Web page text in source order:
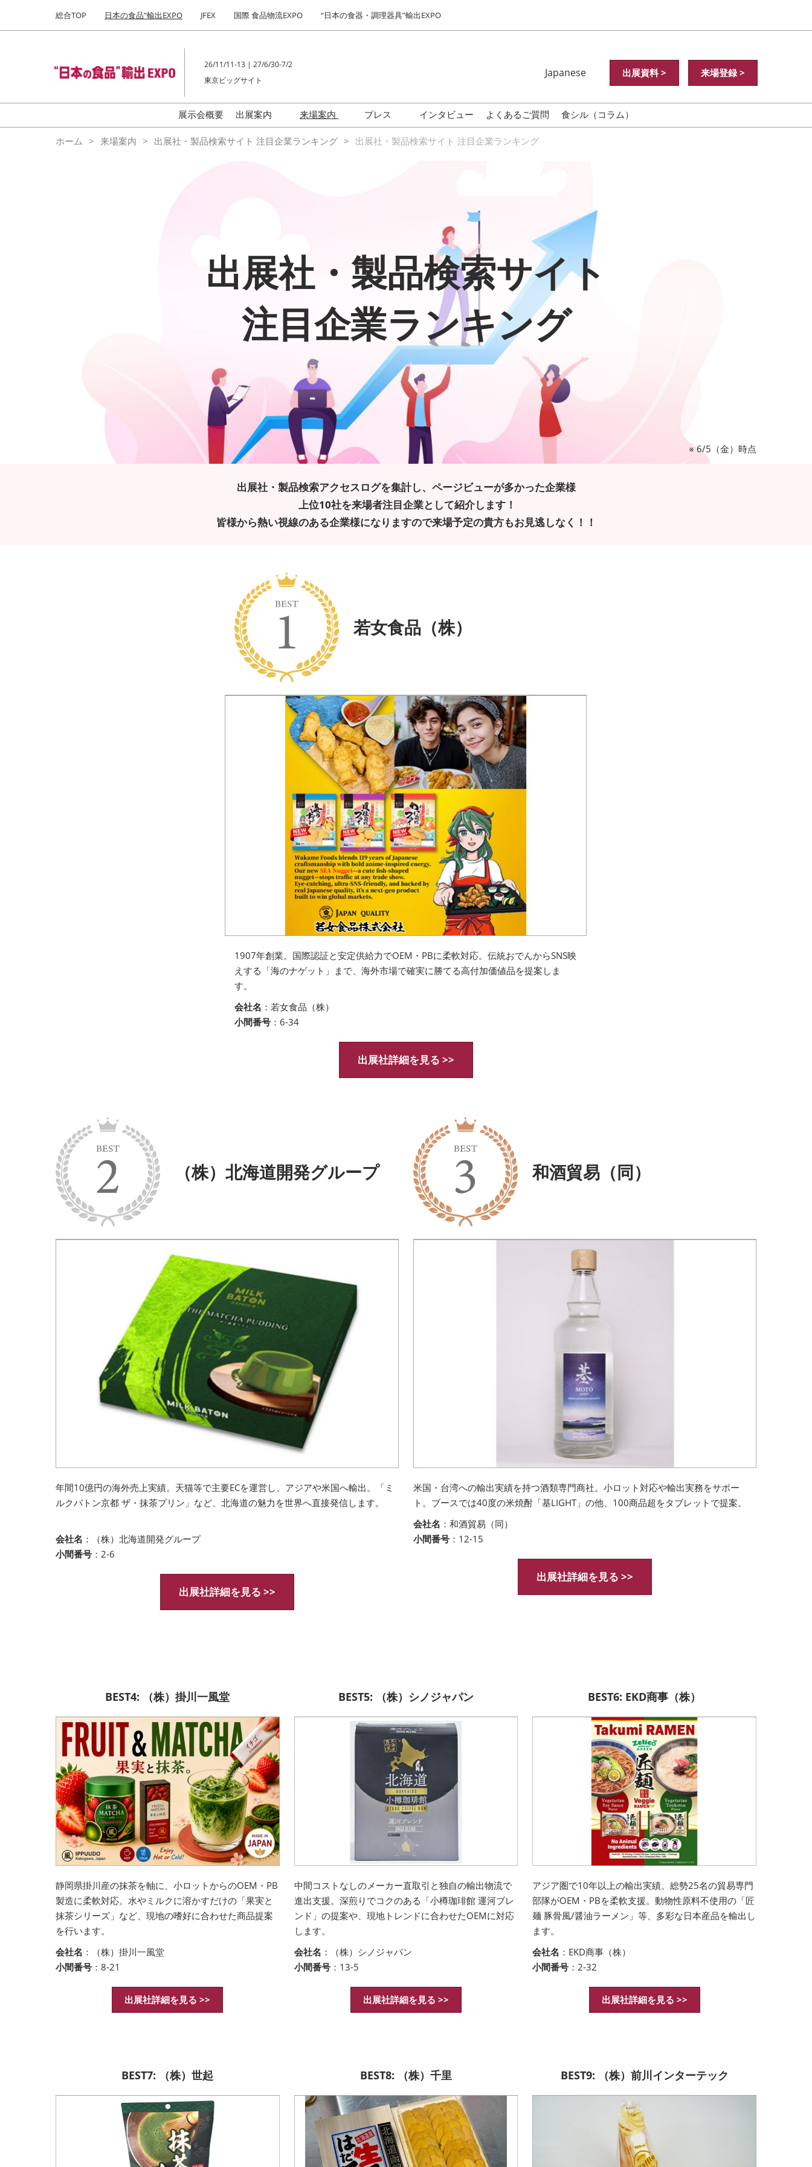
キ
し
て
to
総合TOP 日本の食品”輸出EXPO JFEX 国際 食品物流EXPO “日本の食器・調理器具”輸出EXPO
26/11/11-13 | 27/6/30-7/2
東京ビッグサイト
Japanese
English
简体中文
繁體中文
出展資料 > 来場登録 >
展示会概要
出展案内
ご契約後から会期当日まで
来場案内
出展社・製品検索サイト 注
る来場登録ページ
展示会・セミナー参加ポリ
プレス
ロゴダウンロード
インタビュー よくあるご質問 食シル（コラム）
ホーム 来場案内 出展社・製品検索サイト 注目企業ランキング 出展社・製品検索サイト 注目企業ランキング
出展社・製品検索サイト
注目企業ランキング
※ 6/5（金）時点
出展社・製品検索アクセスログを集計し、ページビューが多かった企業様
上位10社を来場者注目企業として紹介します！
皆様から熱い視線のある企業様になりますので来場予定の貴方もお見逃しなく！！
若女食品（株）
1907年創業。国際認証と安定供給力でOEM・PBに柔軟対応。伝統おでんからSNS映
えする「海のナゲット」まで、海外市場で確実に勝てる高付加価値品を提案しま
す。
会社名 ：若女食品（株）
小間番号：6-34
出展社詳細を見る >>
（株）北海道開発グループ
年間10億円の海外売上実績。天猫等で主要ECを運営し、アジアや米国へ輸出。「ミ
ルクバトン京都 ザ・抹茶プリン」など、北海道の魅力を世界へ直接発信します。
会社名 ：（株）北海道開発グループ
小間番号 ：2-6
出展社詳細を見る >>
和酒貿易（同）
米国・台湾への輸出実績を持つ酒類専門商社。小ロット対応や輸出実務をサポー
ト。ブースでは40度の米焼酎「基LIGHT」の他、100商品超をタブレットで提案。
会社名 ：和酒貿易（同）
小間番号 ：12-15
出展社詳細を見る >>
BEST4: （株）掛川一風堂
静岡県掛川産の抹茶を軸に、小ロットからのOEM・PB
製造に柔軟対応。水やミルクに溶かすだけの「果実と
抹茶シリーズ」など、現地の嗜好に合わせた商品提案
を行います。
会社名 ：（株）掛川一風堂
小間番号 ：8-21
出展社詳細を見る >>
BEST5: （株）シノジャパン
中間コストなしのメーカー直取引と独自の輸出物流で
進出支援。深煎りでコクのある「小樽珈琲館 運河ブレ
ンド」の提案や、現地トレンドに合わせたOEMに対応
します。
会社名 ：（株）シノジャパン
小間番号：13-5
出展社詳細を見る >>
BEST6: EKD商事（株）
アジア圏で10年以上の輸出実績。総勢25名の貿易専門
部隊がOEM・PBを柔軟支援。動物性原料不使用の「匠
麺 豚骨風/醤油ラーメン」等、多彩な日本産品を輸出し
ます。
会社名 ：EKD商事（株）
小間番号 ：2-32
出展社詳細を見る >>
BEST7: （株）世起 BEST8: （株）千里 BEST9: （株）前川インターテック